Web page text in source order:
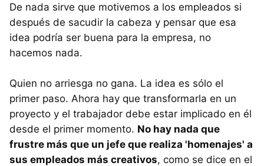
De nada sirve que motivemos a los empleados si
después de sacudir la cabeza y pensar que esa
idea podría ser buena para la empresa, no
hacemos nada.
Quien no arriesga no gana. La idea es sólo el
primer paso. Ahora hay que transformarla en un
proyecto y el trabajador debe estar implicado en él
desde el primer momento. No hay nada que
frustre más que un jefe que realiza 'homenajes' a
sus empleados más creativos, como se dice en el